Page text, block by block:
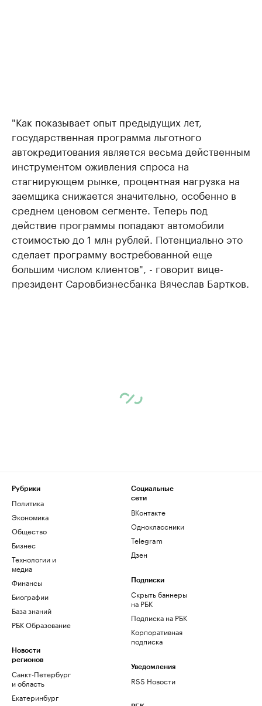
"Как показывает опыт предыдущих лет,
государственная программа льготного
автокредитования является весьма действенным
инструментом оживления спроса на
стагнирующем рынке, процентная нагрузка на
заемщика снижается значительно, особенно в
среднем ценовом сегменте. Теперь под
действие программы попадают автомобили
стоимостью до 1 млн рублей. Потенциально это
сделает программу востребованной еще
большим числом клиентов", - говорит вице-
президент Саровбизнесбанка Вячеслав Бартков.
Рубрики
Политика
Экономика
Общество
Бизнес
Технологии и
медиа
Финансы
Биографии
База знаний
РБК Образование
Новости
регионов
Санкт-Петербург
и область
Екатеринбург
Социальные
сети
ВКонтакте
Одноклассники
Telegram
Дзен
Подписки
Скрыть баннеры
на РБК
Подписка на РБК
Корпоративная
подписка
Уведомления
RSS Новости